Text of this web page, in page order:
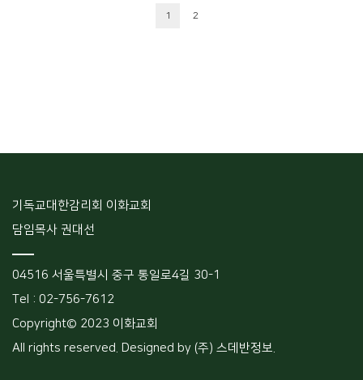
1 2
기독교대한감리회 이화교회
담임목사 권대선
04516 서울특별시 중구 통일로4길 30-1
Tel : 02-756-7612
Copyright© 2023 이화교회
All rights reserved. Designed by (주) 스데반정보.